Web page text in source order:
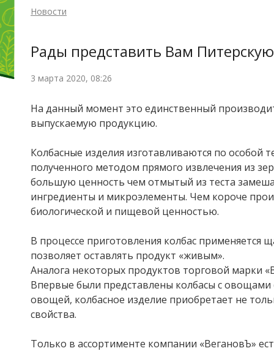
Новости
Рады представить Вам
3 марта 2020, 08:26
На данный момент это единственный
выпускаемую продукцию.
Колбасные изделия изготавливаются по особой
полученного методом прямого извлечения из
большую ценность чем отмытый из теста
ингредиенты и микроэлементы. Чем короче
биологической и пищевой ценностью.
В процессе приготовления колбас
позволяет оставлять продукт «живым».
Аналога некоторых продуктов торговой марки
Впервые были представлены колбасы с
овощей, колбасное изделие приобретает не
свойства.
Только в ассортименте компании «ВегановЪ»